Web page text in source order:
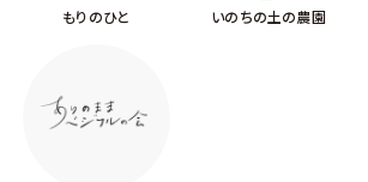
もりのひと いのちの土の農園